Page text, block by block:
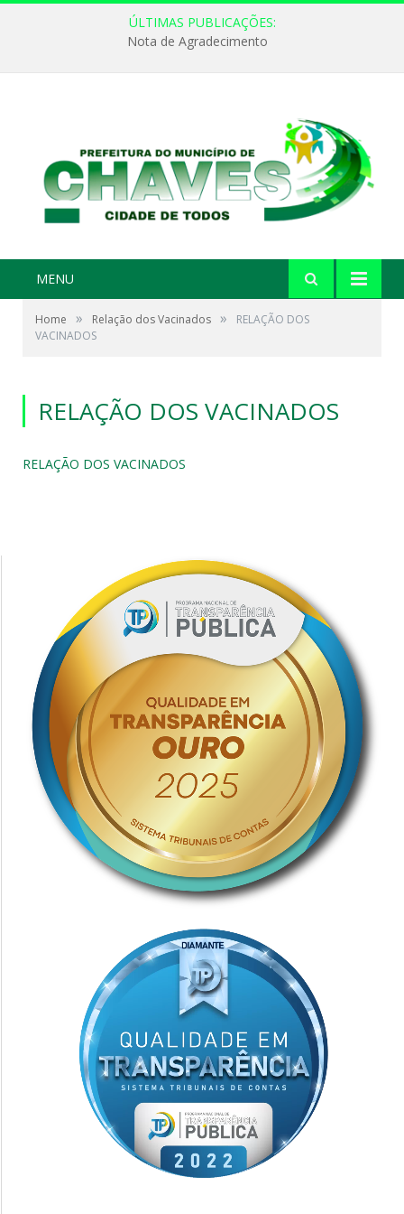
ÚLTIMAS PUBLICAÇÕES:
Nota de Agradecimento
MENU
Home » Relação dos Vacinados »
RELAÇÃO DOS
VACINADOS
RELAÇÃO DOS VACINADOS
RELAÇÃO DOS VACINADOS